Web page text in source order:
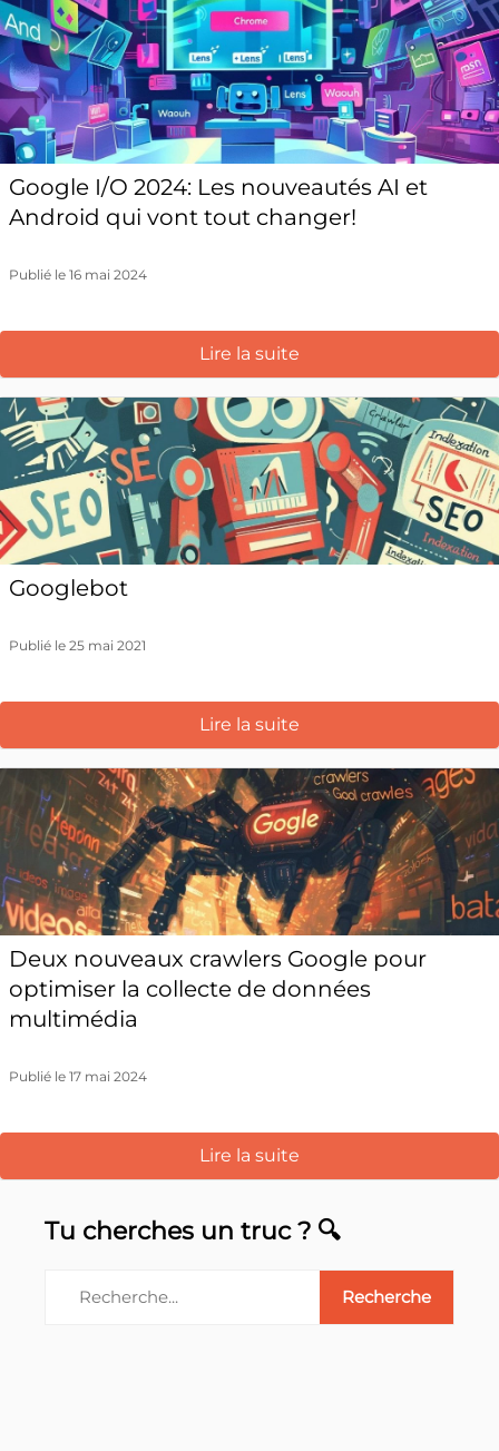
Google I/O 2024: Les nouveautés AI et
Android qui vont tout changer!
Publié le 16 mai 2024
Lire la suite
Googlebot
Publié le 25 mai 2021
Lire la suite
Deux nouveaux crawlers Google pour
optimiser la collecte de données
multimédia
Publié le 17 mai 2024
Lire la suite
Tu cherches un truc ? 🔍